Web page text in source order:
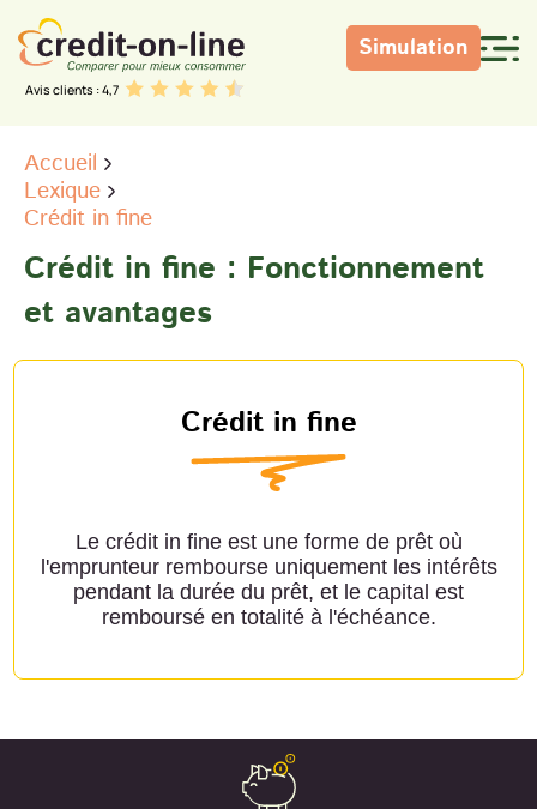
Avis clients : 4,7
Simulation
Accueil
Lexique
Crédit in fine
Crédit in fine : Fonctionnement
et avantages
Crédit in fine
Le crédit in fine est une forme de prêt où
l'emprunteur rembourse uniquement les intérêts
pendant la durée du prêt, et le capital est
remboursé en totalité à l'échéance.